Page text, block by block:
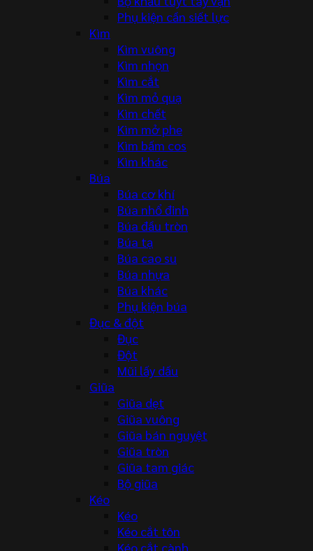
Phụ kiện cần siết lực
Kìm
Kìm vuông
Kìm nhọn
Kìm cắt
Kìm mỏ quạ
Kìm chết
Kìm mở phe
Kìm bấm cos
Kìm khác
Búa
Búa cơ khí
Búa nhổ đinh
Búa đầu tròn
Búa tạ
Búa cao su
Búa nhựa
Búa khác
Phụ kiện búa
Đục & đột
Đục
Đột
Mũi lấy dấu
Giũa
Giũa dẹt
Giũa vuông
Giũa bán nguyệt
Giũa tròn
Giũa tam giác
Bộ giũa
Kéo
Kéo
Kéo cắt tôn
Kéo cắt cành